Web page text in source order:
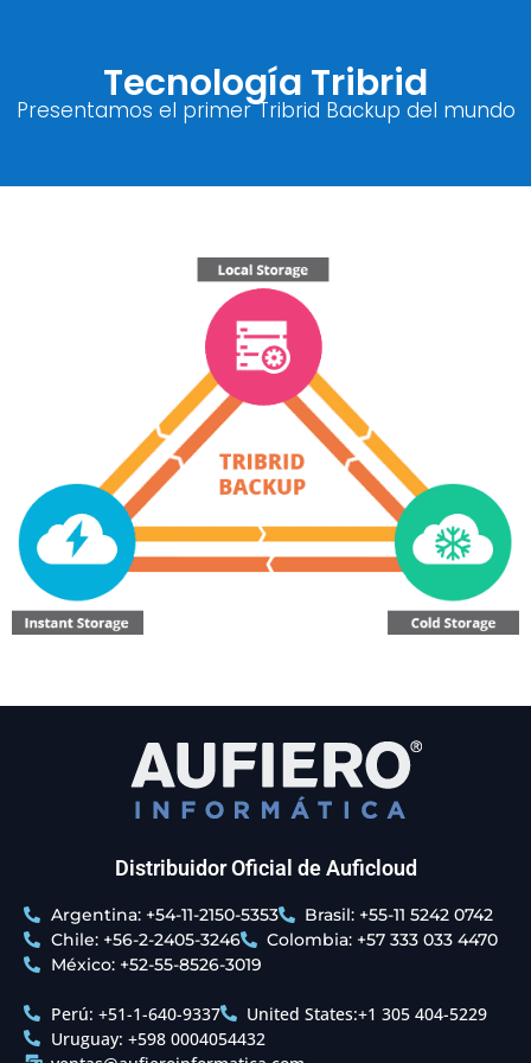
Tecnología Tribrid
Presentamos el primer Tribrid Backup del mundo
Distribuidor Oficial de Auficloud
Argentina: +54-11-2150-5353
Brasil: +55-11 5242 0742
Chile: +56-2-2405-3246
Colombia: +57 333 033 4470
México: +52-55-8526-3019
Perú: +51-1-640-9337
United States:+1 305 404-5229
Uruguay: +598 0004054432